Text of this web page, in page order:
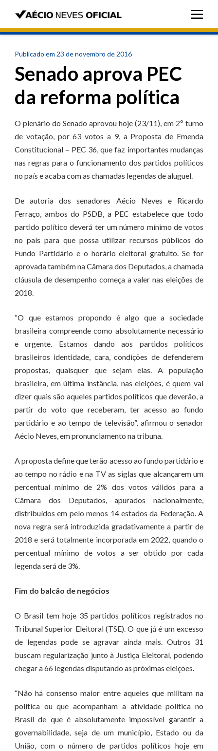
Publicado em 23 de novembro de 2016
Senado aprova PEC
da reforma política
O plenário do Senado aprovou hoje (23/11), em 2º turno
de votação, por 63 votos a 9, a Proposta de Emenda
Constitucional – PEC 36, que faz importantes mudanças
nas regras para o funcionamento dos partidos políticos
no país e acaba com as chamadas legendas de aluguel.
De autoria dos senadores Aécio Neves e Ricardo
Ferraço, ambos do PSDB, a PEC estabelece que todo
partido político deverá ter um número mínimo de votos
no país para que possa utilizar recursos públicos do
Fundo Partidário e o horário eleitoral gratuito. Se for
aprovada também na Câmara dos Deputados, a chamada
cláusula de desempenho começa a valer nas eleições de
2018.
“O que estamos propondo é algo que a sociedade
brasileira compreende como absolutamente necessário
e urgente. Estamos dando aos partidos políticos
brasileiros identidade, cara, condições de defenderem
propostas, quaisquer que sejam elas. A população
brasileira, em última instância, nas eleições, é quem vai
dizer quais são aqueles partidos políticos que deverão, a
partir do voto que receberam, ter acesso ao fundo
partidário e ao tempo de televisão”, afirmou o senador
Aécio Neves, em pronunciamento na tribuna.
A proposta define que terão acesso ao fundo partidário e
ao tempo no rádio e na TV as siglas que alcançarem um
percentual mínimo de 2% dos votos válidos para a
Câmara dos Deputados, apurados nacionalmente,
distribuídos em pelo menos 14 estados da Federação. A
nova regra será introduzida gradativamente a partir de
2018 e será totalmente incorporada em 2022, quando o
percentual mínimo de votos a ser obtido por cada
legenda será de 3%.
Fim do balcão de negócios
O Brasil tem hoje 35 partidos políticos registrados no
Tribunal Superior Eleitoral (TSE). O que já é um excesso
de legendas pode se agravar ainda mais. Outros 31
buscam regularização junto à Justiça Eleitoral, podendo
chegar a 66 legendas disputando as próximas eleições.
“Não há consenso maior entre aqueles que militam na
política ou que acompanham a atividade política no
Brasil de que é absolutamente impossível garantir a
governabilidade, seja de um município, Estado ou da
União, com o número de partidos políticos hoje em